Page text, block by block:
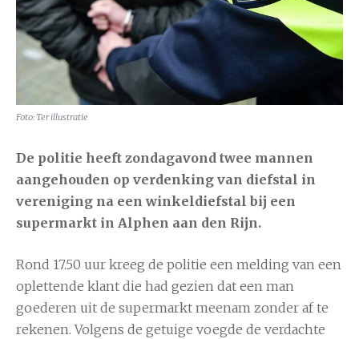
Foto: Ter illustratie
De politie heeft zondagavond twee mannen
aangehouden op verdenking van diefstal in
vereniging na een winkeldiefstal bij een
supermarkt in Alphen aan den Rijn.
Rond 17.50 uur kreeg de politie een melding van een
oplettende klant die had gezien dat een man
goederen uit de supermarkt meenam zonder af te
rekenen. Volgens de getuige voegde de verdachte